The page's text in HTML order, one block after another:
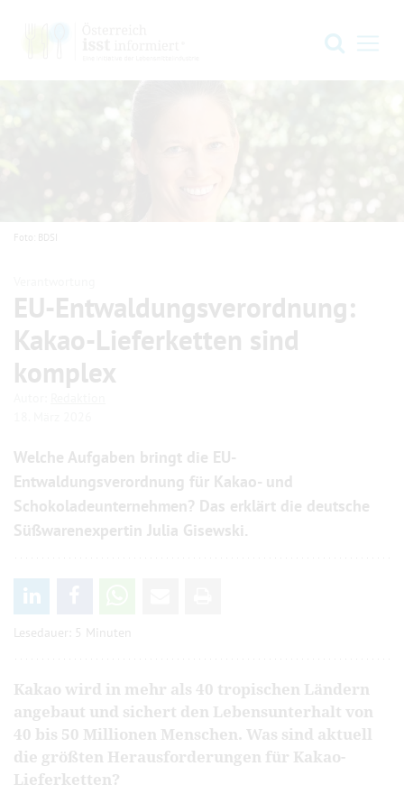
Suche
Foto: BDSI
EU-Entwaldungsverordnung:
Kakao-Lieferketten sind
komplex
Welche Aufgaben bringt die EU-
Entwaldungsverordnung für Kakao- und
Schokoladeunternehmen? Das erklärt die deutsche
Süßwarenexpertin Julia Gisewski.
Lesedauer: 5 Minuten
Kakao wird in mehr als 40 tropischen Ländern
angebaut und sichert den Lebensunterhalt von
40 bis 50 Millionen Menschen. Was sind aktuell
die größten Herausforderungen für Kakao-
Lieferketten?